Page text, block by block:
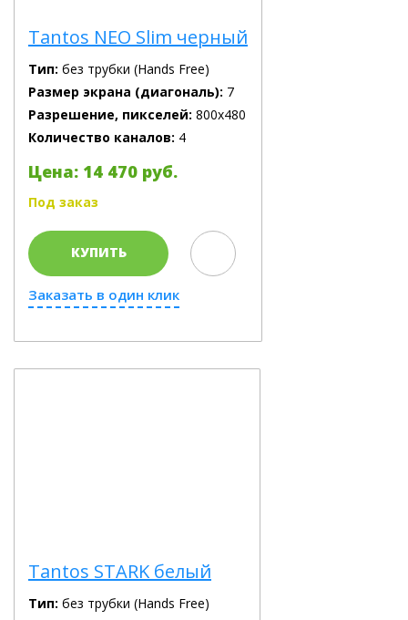
Tantos NEO Slim черный
Тип: без трубки (Hands Free)
Размер экрана (диагональ): 7
Разрешение, пикселей: 800х480
Количество каналов: 4
Цена: 14 470 руб.
Под заказ
КУПИТЬ
Заказать в один клик
Tantos STARK белый
Тип: без трубки (Hands Free)